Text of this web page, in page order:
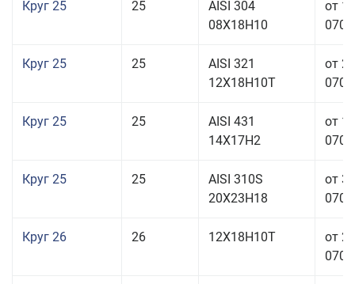
Круг 25 25
AISI 304
08Х18Н10
от
Круг 25 25
AISI 321
12Х18Н10Т
от
Круг 25 25
AISI 431
14Х17Н2
от
Круг 25 25
AISI 310S
20Х23Н18
от
Круг 26 26 12Х18Н10Т
от